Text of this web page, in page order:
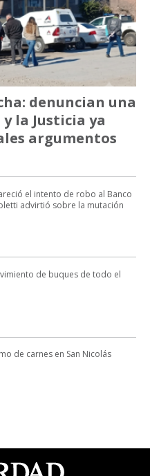
denuncian una
la Justicia ya
argumentos
el intento de robo al Banco
advirtió sobre la mutación
de buques de todo el
de carnes en San Nicolás